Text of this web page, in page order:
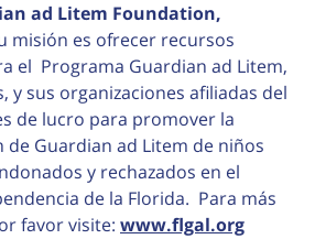
ad Litem Foundation,
misión es ofrecer recursos
el Programa Guardian ad Litem,
y sus organizaciones afiliadas del
de lucro para promover la
Guardian ad Litem de niños
y rechazados en el
de la Florida. Para más
favor visite: www.flgal.org